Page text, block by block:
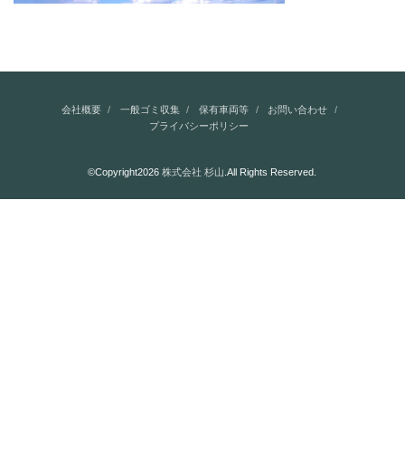
会社概要 一般ゴミ収集 保有車両等
お問い合わせ
プライバシーポリシー
©Copyright2026株式会社 杉山 .All Rights Reserved.